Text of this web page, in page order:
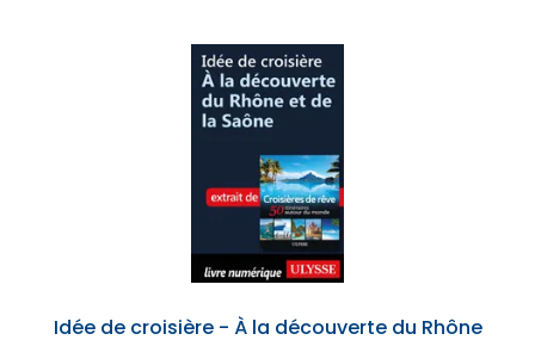
Idée de croisière - À la découverte du Rhône